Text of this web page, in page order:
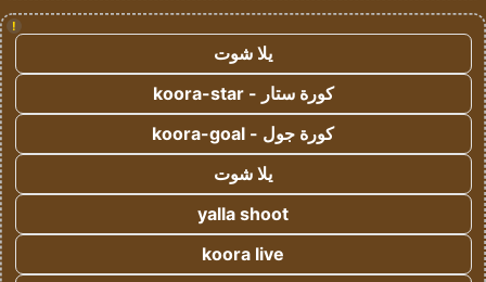
!
يلا شوت
كورة ستار - koora-star
كورة جول - koora-goal
يلا شوت
yalla shoot
koora live